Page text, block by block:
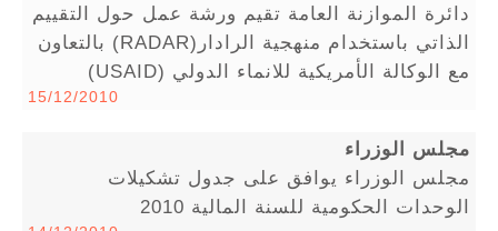
دائرة الموازنة العامة تقيم ورشة عمل حول التقييم
الذاتي باستخدام منهجية الرادار(RADAR) بالتعاون
مع الوكالة الأمريكية للانماء الدولي (USAID)
15/12/2010
مجلس الوزراء
مجلس الوزراء يوافق على جدول تشكيلات
الوحدات الحكومية للسنة المالية 2010